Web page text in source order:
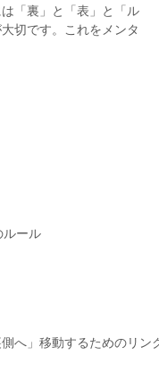
「裏」と「表」と「ル
切です。これをメンタ
ルール
へ」移動するためのリ